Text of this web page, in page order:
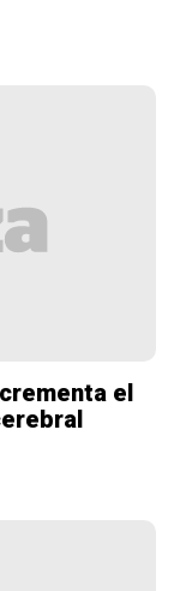
el